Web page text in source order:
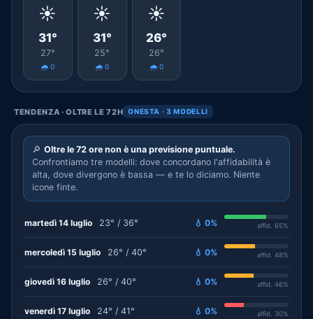
☀️
31°
27°
🌧️ 0
☀️
31°
25°
🌧️ 0
☀️
26°
26°
🌧️ 0
TENDENZA · OLTRE LE 72H ONESTA · 3 MODELLI
🔎 Oltre le 72 ore non è una previsione puntuale.
Confrontiamo tre modelli: dove concordano l'affidabilità è
alta, dove divergono è bassa — e te lo diciamo. Niente
icone finte.
martedì 14 luglio 23° / 36° 💧 0% affid. 65%
mercoledì 15 luglio 26° / 40° 💧 0% affid. 48%
giovedì 16 luglio 26° / 40° 💧 0% affid. 46%
venerdì 17 luglio 24° / 41° 💧 0% affid. 30%